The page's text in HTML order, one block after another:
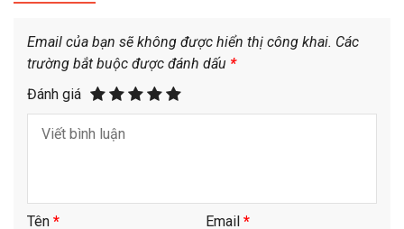
Email của bạn sẽ không được hiển thị công khai. Các
trường bắt buộc được đánh dấu *
Đánh giá
Tên * Email *